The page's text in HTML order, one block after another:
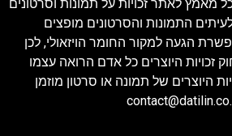
מאמץ לאתר זכויות על תמונות וסרטונים
התמונות והסרטונים מופצים
הגעה למקור החומר הויזאולי, לכן